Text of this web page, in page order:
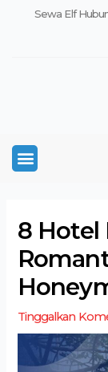
Sewa Elf
Menu
8 Hotel
Tinggalkan